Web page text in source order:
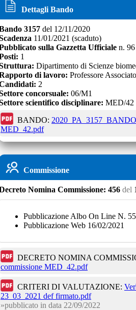
Dettagli Bando
3157 del 12/11/2020
11/01/2021 (scaduto)
sulla Gazzetta Ufficiale n. 96
1
Dipartimento di Scienze
di lavoro: Professore Associato
2
concorsuale: 06/M1
scientifico disciplinare: MED/42
BANDO:
MED_42.pdf
Commissione
Nomina Commissione: 456 del
Pubblicazione Albo On Line N.
Pubblicazione Web 16/02/2021
DECRETO NOMINA
commissione MED_42.pdf
CRITERI DI VALUTAZIONE:
23_03_2021 def firmato.pdf
pubblicato in data 22/09/2022